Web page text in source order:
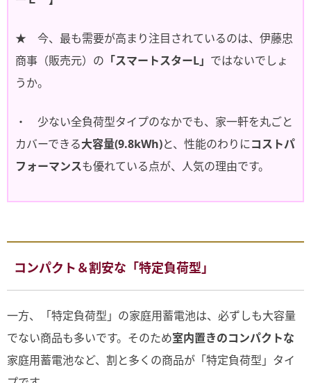
★ 今、最も需要が高まり注目されているのは、伊藤忠
商事（販売元）の 「スマートスターL」 ではないでしょ
うか。
・ 少ない全負荷型タイプのなかでも、家一軒を丸ごと
カバーできる大容量(9.8kWh)と、性能のわりにコストパ
フォーマンスも優れている点が、人気の理由です。
コンパクト＆割安な「特定負荷型」
一方、「特定負荷型」の家庭用蓄電池は、必ずしも大容量
でない商品も多いです。そのため室内置きのコンパクトな
家庭用蓄電池など、割と多くの商品が「特定負荷型」タイ